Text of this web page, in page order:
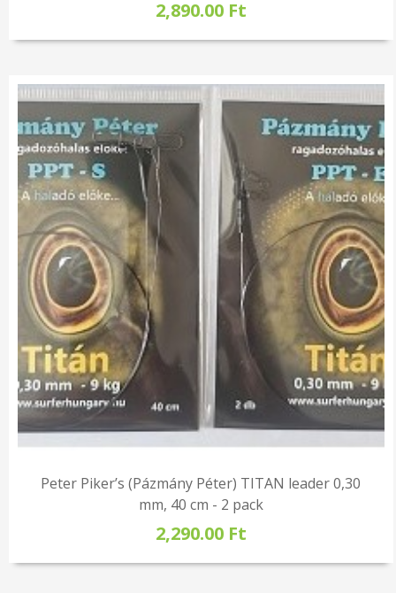
2,890.00 Ft
Peter Piker’s (Pázmány Péter) TITAN leader 0,30
mm, 40 cm - 2 pack
2,290.00 Ft